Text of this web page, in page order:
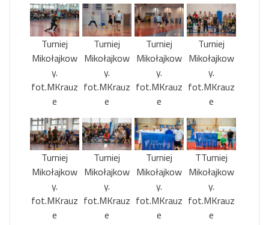
Turniej
Mikołajkow
y.
fot.MKrauz
e
Turniej
Mikołajkow
y.
fot.MKrauz
e
Turniej
Mikołajkow
y.
fot.MKrauz
e
Turniej
Mikołajkow
y.
fot.MKrauz
e
Turniej
Mikołajkow
y.
fot.MKrauz
e
Turniej
Mikołajkow
y.
fot.MKrauz
e
Turniej
Mikołajkow
y.
fot.MKrauz
e
TTurniej
Mikołajkow
y.
fot.MKrauz
e